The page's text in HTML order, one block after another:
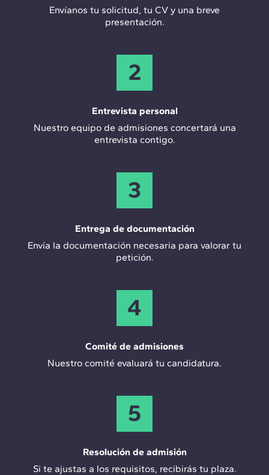
Envíanos tu solicitud, tu CV y una breve
presentación.
2
Entrevista personal
Nuestro equipo de admisiones concertará una
entrevista contigo.
3
Entrega de documentación
Envía la documentación necesaria para valorar tu
petición.
4
Comité de admisiones
Nuestro comité evaluará tu candidatura.
5
Resolución de admisión
Si te ajustas a los requisitos, recibirás tu plaza.